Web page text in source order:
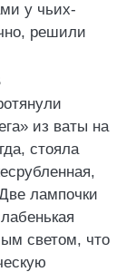
у чьих-
решили
из ваты на
стояла
лампочки
светом, что